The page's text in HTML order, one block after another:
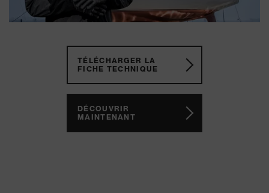
TÉLÉCHARGER LA
FICHE TECHNIQUE
DÉCOUVRIR
MAINTENANT